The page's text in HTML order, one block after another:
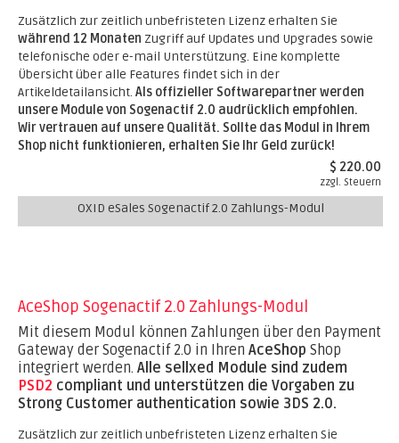
Zusätzlich zur zeitlich unbefristeten Lizenz erhalten Sie
während 12 Monaten Zugriff auf Updates und Upgrades sowie
telefonische oder e-mail Unterstützung. Eine komplette
Übersicht über alle Features findet sich in der
Artikeldetailansicht. Als offizieller Softwarepartner werden
unsere Module von Sogenactif 2.0 audrücklich empfohlen.
Wir vertrauen auf unsere Qualität. Sollte das Modul in Ihrem
Shop nicht funktionieren, erhalten Sie Ihr Geld zurück!
$ 220.00
zzgl. Steuern
OXID eSales Sogenactif 2.0 Zahlungs-Modul
AceShop Sogenactif 2.0 Zahlungs-Modul
Mit diesem Modul können Zahlungen über den Payment
Gateway der Sogenactif 2.0 in Ihren AceShop Shop
integriert werden. Alle sellxed Module sind zudem
PSD2 compliant und unterstützen die Vorgaben zu
Strong Customer authentication sowie 3DS 2.0.
Zusätzlich zur zeitlich unbefristeten Lizenz erhalten Sie